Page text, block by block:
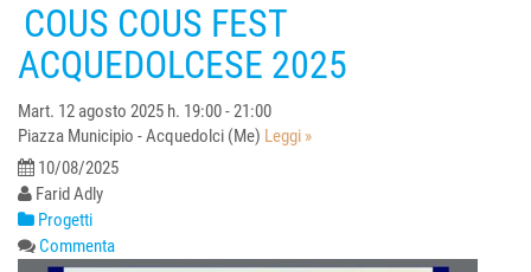
COUS COUS FEST
ACQUEDOLCESE 2025
Mart. 12 agosto 2025 h. 19:00 - 21:00
Piazza Municipio - Acquedolci (Me) Leggi »
10/08/2025
Farid Adly
Progetti
Commenta